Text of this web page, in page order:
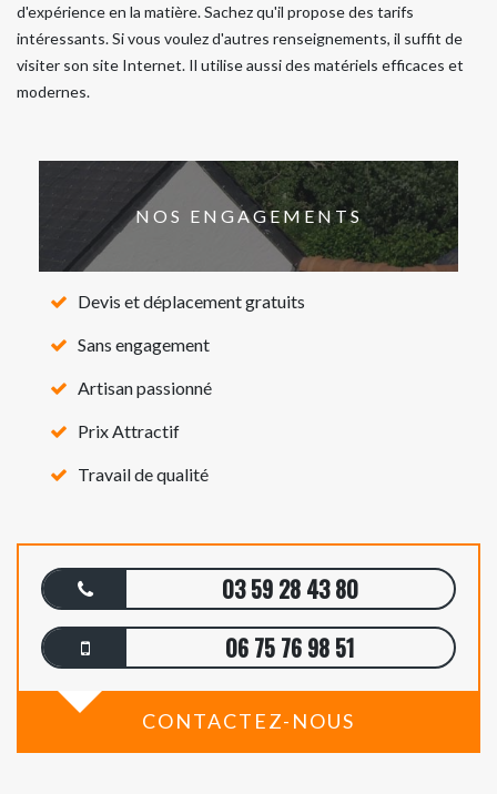
d'expérience en la matière. Sachez qu'il propose des tarifs
intéressants. Si vous voulez d'autres renseignements, il suffit de
visiter son site Internet. Il utilise aussi des matériels efficaces et
modernes.
NOS ENGAGEMENTS
Devis et déplacement gratuits
Sans engagement
Artisan passionné
Prix Attractif
Travail de qualité
03 59 28 43 80
06 75 76 98 51
CONTACTEZ-NOUS